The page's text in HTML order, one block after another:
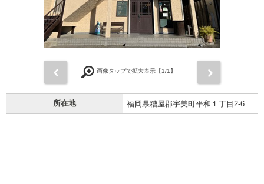
画像タップで拡大表示【1/1】
所在地 福岡県糟屋郡宇美町平和１丁目2-6